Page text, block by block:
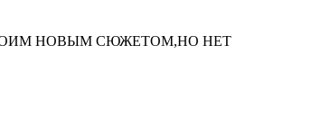
НОВЫМ СЮЖЕТОМ,НО НЕТ